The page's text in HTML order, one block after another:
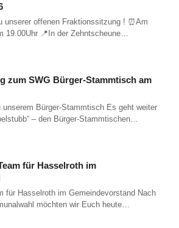
unserer offenen Fraktionssitzung ! ⏰️Am
19.00Uhr 📍In der Zehntscheune…
zum SWG Bürger-Stammtisch am
unserem Bürger-Stammtisch Es geht weiter
– den Bürger-Stammtischen…
für Hasselroth im
für Hasselroth im Gemeindevorstand Nach
möchten wir Euch heute…